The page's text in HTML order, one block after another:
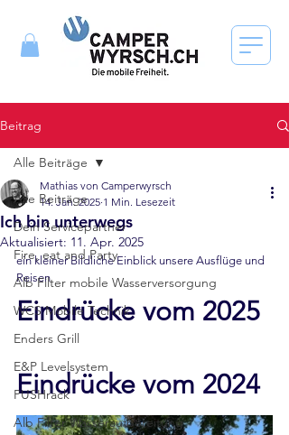
Beitrag
Alle Beiträge
Dein Servicepartner
Fire, eat and Party
Alb Filter mobile Wasserversorgung
WCS Mobile Technik
Enders Grill
E&P Levelsystem
PUSHrack
Alb Filter Wasseraufbereitung
Alle Beiträge
Ich bin unterwegs
Mathias von Camperwyrsch
14. Jan. 2025 1 Min. Lesezeit
Aktualisiert: 11. Apr. 2025
ein kleiner Bildliche Einblick unsere Ausflüge und
Reisen
Eindrücke vom 2025
Eindrücke vom 2024